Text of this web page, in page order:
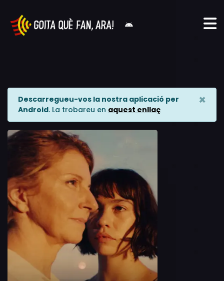
Descarregueu-vos la nostra aplicació per
Android. La trobareu en aquest enllaç
×